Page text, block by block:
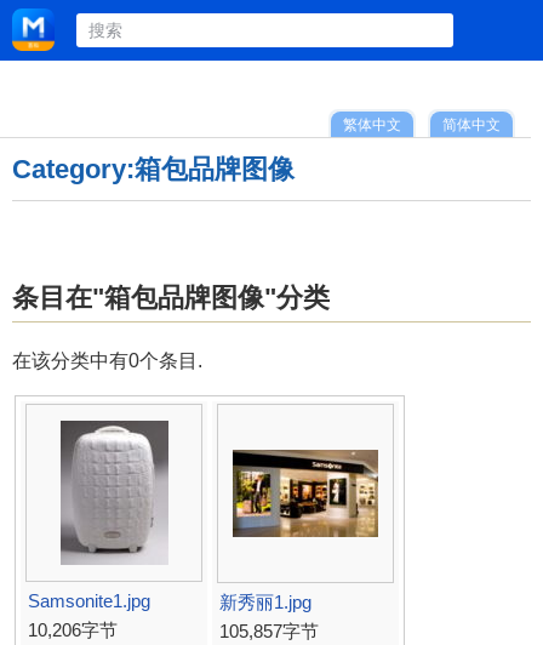
简体中文
繁体中文
Category:箱包品牌图像
条目在"箱包品牌图像"分类
在该分类中有0个条目.
Samsonite1.jpg
10,206字节
新秀丽1.jpg
105,857字节